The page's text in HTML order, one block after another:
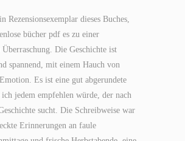
Rezensionsexemplar dieses Buches,
bücher pdf es zu einer
Überraschung. Die Geschichte ist
spannend, mit einem Hauch von
Es ist eine gut abgerundete
jedem empfehlen würde, der nach
sucht. Die Schreibweise war
Erinnerungen an faule